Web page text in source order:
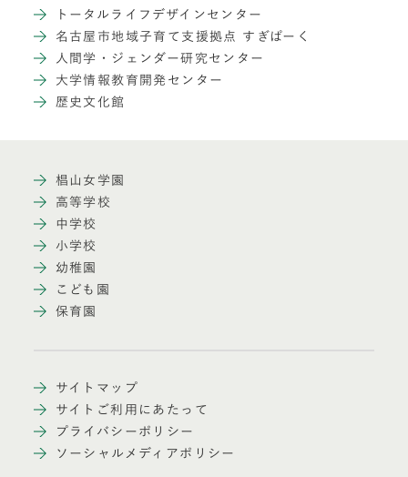
トータルライフデザインセンター
名古屋市地域子育て支援拠点 すぎぱーく
人間学・ジェンダー研究センター
大学情報教育開発センター
歴史文化館
椙山女学園
高等学校
中学校
小学校
幼稚園
こども園
保育園
サイトマップ
サイトご利用にあたって
プライバシーポリシー
ソーシャルメディアポリシー